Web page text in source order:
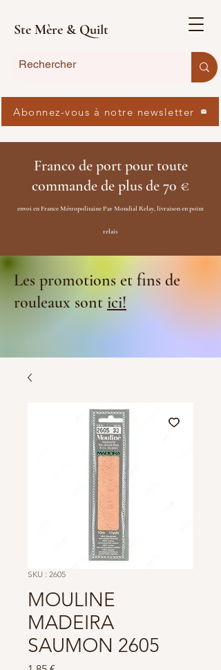
Ste Mère & Quilt
Franco de port pour toute
commande de plus de 70 €
envoi en France Métropolitaine Par Mondial Relay, livraison en point
relais
Les promotions et fins de
rouleaux sontici!
Abonnez-vous à notre newsletter
SKU : 2605
MOULINE
MADEIRA
SAUMON 2605